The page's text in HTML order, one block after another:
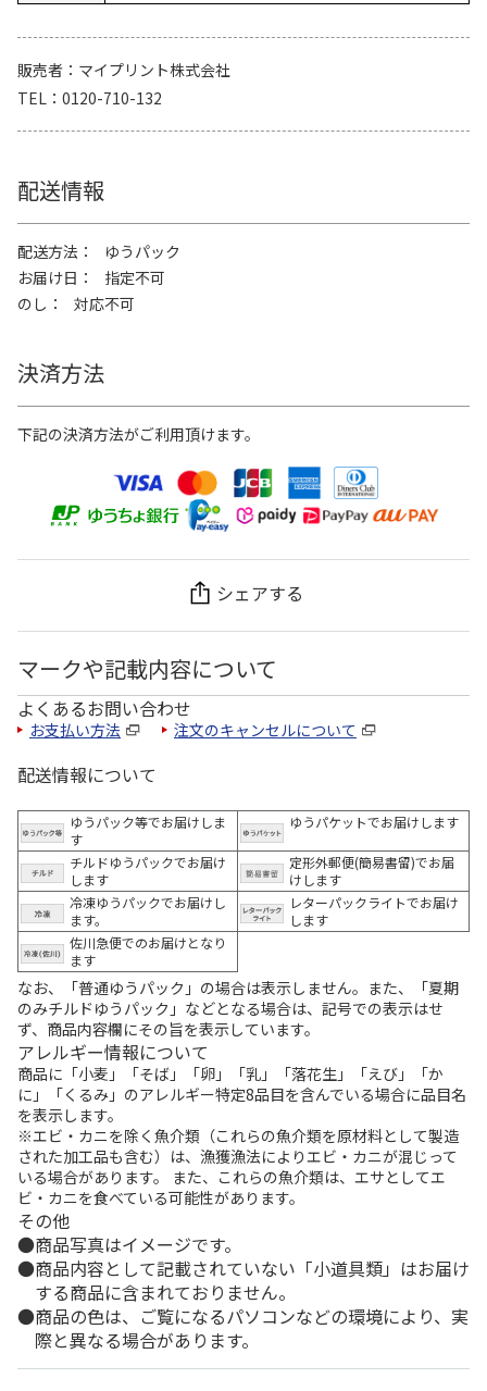
販売者
マイプリント株式会社
TEL
0120-710-132
配送情報
配送方法
ゆうパック
お届け日
指定不可
のし
対応不可
決済方法
下記の決済方法がご利用頂けます。
シェアする
マークや記載内容について
よくあるお問い合わせ
お支払い方法 注文のキャンセルについて
配送情報について
ゆうパック等でお届けしま
す
ゆうパケットでお届けします
チルドゆうパックでお届け
します
定形外郵便(簡易書留)でお届
けします
冷凍ゆうパックでお届けし
ます。
レターパックライトでお届け
します
佐川急便でのお届けとなり
ます
なお、「普通ゆうパック」の場合は表示しません。また、「夏期
のみチルドゆうパック」などとなる場合は、記号での表示はせ
ず、商品内容欄にその旨を表示しています。
アレルギー情報について
商品に「小麦」「そば」「卵」「乳」「落花生」「えび」「か
に」「くるみ」のアレルギー特定8品目を含んでいる場合に品目名
を表示します。
※エビ・カニを除く魚介類（これらの魚介類を原材料として製造
された加工品も含む）は、漁獲漁法によりエビ・カニが混じって
いる場合があります。 また、これらの魚介類は、エサとしてエ
ビ・カニを食べている可能性があります。
その他
商品写真はイメージです。
商品内容として記載されていない「小道具類」はお届け
する商品に含まれておりません。
商品の色は、ご覧になるパソコンなどの環境により、実
際と異なる場合があります。